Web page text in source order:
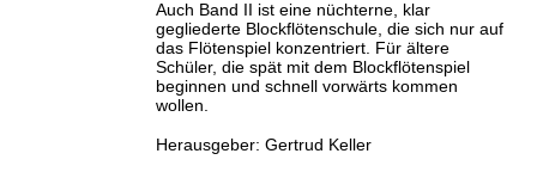
Auch Band II ist eine nüchterne, klar
gegliederte Blockflötenschule, die sich nur auf
das Flötenspiel konzentriert. Für ältere
Schüler, die spät mit dem Blockflötenspiel
beginnen und schnell vorwärts kommen
wollen.
Herausgeber: Gertrud Keller